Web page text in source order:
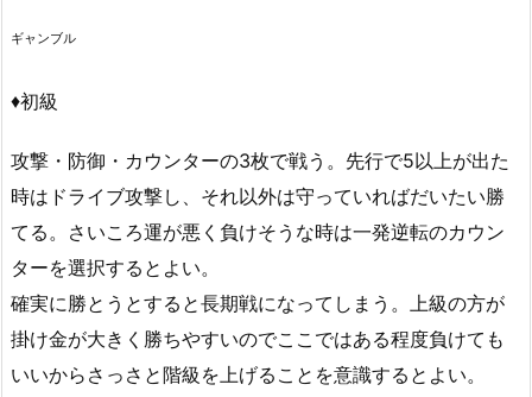
ギャンブル
♦初級
攻撃・防御・カウンターの3枚で戦う。先行で5以上が出た
時はドライブ攻撃し、それ以外は守っていればだいたい勝
てる。さいころ運が悪く負けそうな時は一発逆転のカウン
ターを選択するとよい。
確実に勝とうとすると長期戦になってしまう。上級の方が
掛け金が大きく勝ちやすいのでここではある程度負けても
いいからさっさと階級を上げることを意識するとよい。